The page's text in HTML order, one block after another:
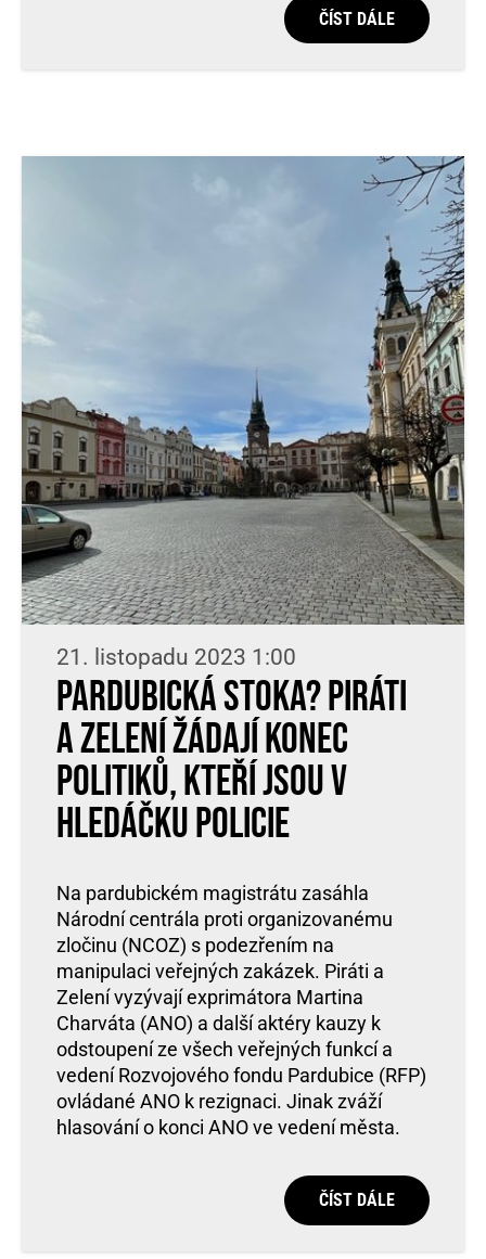
ČÍST DÁLE
21. listopadu 2023 1:00
Pardubická Stoka? Piráti
a Zelení žádají konec
politiků, kteří jsou v
hledáčku policie
Na pardubickém magistrátu zasáhla
Národní centrála proti organizovanému
zločinu (NCOZ) s podezřením na
manipulaci veřejných zakázek. Piráti a
Zelení vyzývají exprimátora Martina
Charváta (ANO) a další aktéry kauzy k
odstoupení ze všech veřejných funkcí a
vedení Rozvojového fondu Pardubice (RFP)
ovládané ANO k rezignaci. Jinak zváží
hlasování o konci ANO ve vedení města.
ČÍST DÁLE